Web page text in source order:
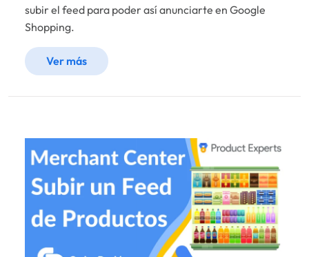
subir el feed para poder así anunciarte en Google
Shopping.
Ver más